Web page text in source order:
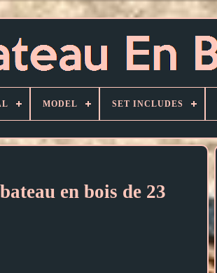
MODEL SET INCLUDES
en bois de 23